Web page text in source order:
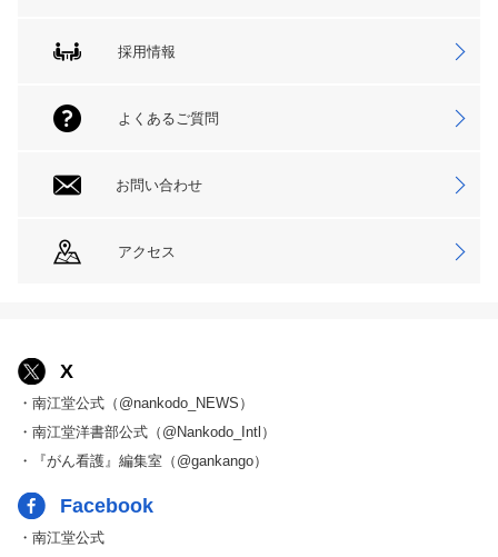
採用情報
よくあるご質問
お問い合わせ
アクセス
X
・南江堂公式（@nankodo_NEWS）
・南江堂洋書部公式（@Nankodo_Intl）
・『がん看護』編集室（@gankango）
Facebook
・南江堂公式